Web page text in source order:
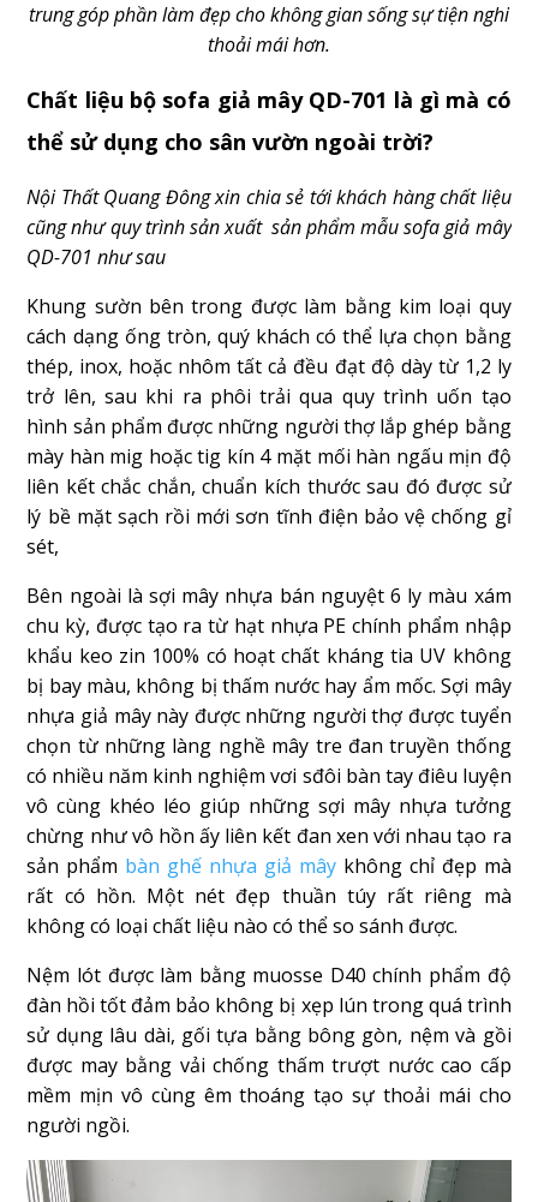
trung góp phần làm đẹp cho không gian sống sự tiện nghi
thoải mái hơn.
Chất liệu bộ sofa giả mây QD-701 là gì mà có
thể sử dụng cho sân vườn ngoài trời?
Nội Thất Quang Đông xin chia sẻ tới khách hàng chất liệu
cũng như quy trình sản xuất sản phẩm mẫu sofa giả mây
QD-701 như sau
Khung sườn bên trong được làm bằng kim loại quy
cách dạng ống tròn, quý khách có thể lựa chọn bằng
thép, inox, hoặc nhôm tất cả đều đạt độ dày từ 1,2 ly
trở lên, sau khi ra phôi trải qua quy trình uốn tạo
hình sản phẩm được những người thợ lắp ghép bằng
mày hàn mig hoặc tig kín 4 mặt mối hàn ngấu mịn độ
liên kết chắc chắn, chuẩn kích thước sau đó được sử
lý bề mặt sạch rồi mới sơn tĩnh điện bảo vệ chống gỉ
sét,
Bên ngoài là sợi mây nhựa bán nguyệt 6 ly màu xám
chu kỳ, được tạo ra từ hạt nhựa PE chính phẩm nhập
khẩu keo zin 100% có hoạt chất kháng tia UV không
bị bay màu, không bị thấm nước hay ẩm mốc. Sợi mây
nhựa giả mây này được những người thợ được tuyển
chọn từ những làng nghề mây tre đan truyền thống
có nhiều năm kinh nghiệm vơi sđôi bàn tay điêu luyện
vô cùng khéo léo giúp những sợi mây nhựa tưởng
chừng như vô hồn ấy liên kết đan xen với nhau tạo ra
sản phẩm bàn ghế nhựa giả mâykhông chỉ đẹp mà
rất có hồn. Một nét đẹp thuần túy rất riêng mà
không có loại chất liệu nào có thể so sánh được.
Nệm lót được làm bằng muosse D40 chính phẩm độ
đàn hồi tốt đảm bảo không bị xẹp lún trong quá trình
sử dụng lâu dài, gối tựa bằng bông gòn, nệm và gồi
được may bằng vải chống thấm trượt nước cao cấp
mềm mịn vô cùng êm thoáng tạo sự thoải mái cho
người ngồi.